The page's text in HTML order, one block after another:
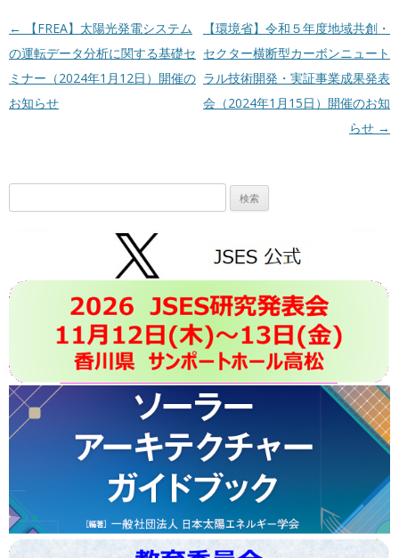
投稿ナビゲーション
←
【FREA】太陽光発電システム
の運転データ分析に関する基礎セ
ミナー（2024年1月12日）開催の
お知らせ
【環境省】令和５年度地域共創・
セクター横断型カーボンニュート
ラル技術開発・実証事業成果発表
会（2024年1月15日）開催のお知
らせ →
索: